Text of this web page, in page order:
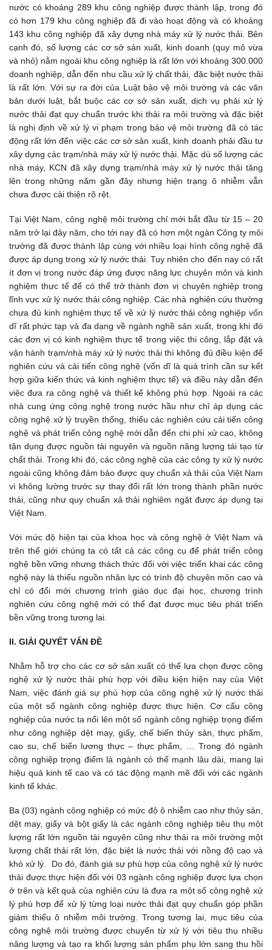
nước có khoảng 289 khu công nghiệp được thành lập, trong đó
có hơn 179 khu công nghiệp đã đi vào hoạt động và có khoảng
143 khu công nghiệp đã xây dựng nhà máy xử lý nước thải. Bên
cạnh đó, số lượng các cơ sở sản xuất, kinh doanh (quy mô vừa
và nhỏ) nằm ngoài khu công nghiệp là rất lớn với khoảng 300.000
doanh nghiệp, dẫn đến nhu cầu xử lý chất thải, đặc biệt nước thải
là rất lớn. Với sự ra đời của Luật bảo vệ môi trường và các văn
bản dưới luật, bắt buộc các cơ sở sản xuất, dịch vụ phải xử lý
nước thải đạt quy chuẩn trước khi thải ra môi trường và đặc biệt
là nghị định về xử lý vi phạm trong bảo vệ môi trường đã có tác
động rất lớn đến việc các cơ sở sản xuất, kinh doanh phải đầu tư
xây dựng các trạm/nhà máy xử lý nước thải. Mặc dù số lượng các
nhà máy, KCN đã xây dựng trạm/nhà máy xử lý nước thải tăng
lên trong những năm gần đây nhưng hiện trạng ô nhiễm vẫn
chưa được cải thiện rõ rệt.
Tại Việt Nam, công nghệ môi trường chỉ mới bắt đầu từ 15 – 20
năm trở lại đây năm, cho tới nay đã có hơn một ngàn Công ty môi
trường đã được thành lập cùng với nhiều loại hình công nghệ đã
được áp dụng trong xử lý nước thải. Tuy nhiên cho đến nay có rất
ít đơn vị trong nước đáp ứng được năng lực chuyên môn và kinh
nghiệm thực tế để có thể trở thành đơn vị chuyên nghiệp trong
lĩnh vực xử lý nước thải công nghiệp. Các nhà nghiên cứu thường
chưa đủ kinh nghiệm thực tế về xử lý nước thải công nghiệp vốn
dĩ rất phức tạp và đa dạng về ngành nghề sản xuất, trong khi đó
các đơn vị có kinh nghiệm thực tế trong việc thi công, lắp đặt và
vận hành trạm/nhà máy xử lý nước thải thì không đủ điều kiện để
nghiên cứu và cải tiến công nghệ (vốn dĩ là quá trình cần sự kết
hợp giữa kiến thức và kinh nghiệm thực tế) và điều này dẫn đến
việc đưa ra công nghệ và thiết kế không phù hợp. Ngoài ra các
nhà cung ứng công nghệ trong nước hầu như chỉ áp dụng các
công nghệ xử lý truyền thống, thiếu các nghiên cứu cải tiến công
nghệ và phát triển công nghệ mới dẫn đến chi phí xử cao, không
tận dụng được nguồn tài nguyên và nguồn năng lượng tái tạo từ
chất thải. Trong khi đó, các công nghệ của các công ty xử lý nước
ngoài cũng không đảm bảo được quy chuẩn xả thải của Việt Nam
vì không lường trước sự thay đổi rất lớn trong thành phần nước
thải, cũng như quy chuẩn xả thải nghiêm ngặt được áp dụng tại
Việt Nam.
Với mức độ hiện tại của khoa học và công nghệ ở Việt Nam và
trên thế giới chúng ta có tất cả các công cụ để phát triển công
nghệ bền vững nhưng thách thức đối với việc triển khai các công
nghệ này là thiếu nguồn nhân lực có trình độ chuyên môn cao và
chỉ có đổi mới chương trình giáo dục đại học, chương trình
nghiên cứu công nghệ mới có thể đạt được mục tiêu phát triển
bền vững trong tương lai.
II. GIẢI QUYẾT VẤN ĐỀ
Nhằm hỗ trợ cho các cơ sở sản xuất có thể lựa chọn được công
nghệ xử lý nước thải phù hợp với điều kiện hiện nay của Việt
Nam, việc đánh giá sự phù hợp của công nghệ xử lý nước thải
của một số ngành công nghiệp được thực hiện. Cơ cấu công
nghiệp của nước ta nổi lên một số ngành công nghiệp trọng điểm
như công nghiệp dệt may, giấy, chế biến thủy sản, thực phẩm,
cao su, chế biến lương thực – thực phẩm, … Trong đó ngành
công nghiệp trọng điểm là ngành có thế mạnh lâu dài, mang lại
hiệu quả kinh tế cao và có tác động mạnh mẽ đối với các ngành
kinh tế khác.
Ba (03) ngành công nghiệp có mức độ ô nhiễm cao như thủy sản,
dệt may, giấy và bột giấy là các ngành công nghiệp tiêu thụ một
lượng rất lớn nguồn tài nguyên cũng như thải ra môi trường một
lượng chất thải rất lớn, đặc biệt là nước thải với nồng độ cao và
khó xử lý.  Do đó, đánh giá sự phù hợp của công nghệ xử lý nước
thải được thực hiện đối với 03 ngành công nghiệp được lựa chọn
ở trên và kết quả của nghiên cứu là đưa ra một số công nghệ xử
lý phù hợp để xử lý từng loại nước thải đạt quy chuẩn góp phần
giảm thiểu ô nhiễm môi trường. Trong tương lai, mục tiêu của
công nghệ môi trường được chuyển từ xử lý với tiêu thụ nhiều
năng lượng và tạo ra khối lượng sản phẩm phụ lớn sang thu hồi